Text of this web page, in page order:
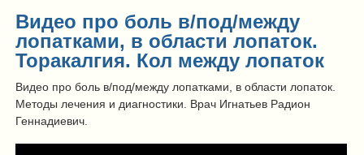
Видео про боль в/под/между
лопатками, в области лопаток.
Торакалгия. Кол между лопаток
Видео про боль в/под/между лопатками, в области лопаток.
Методы лечения и диагностики. Врач Игнатьев Радион
Геннадиевич.